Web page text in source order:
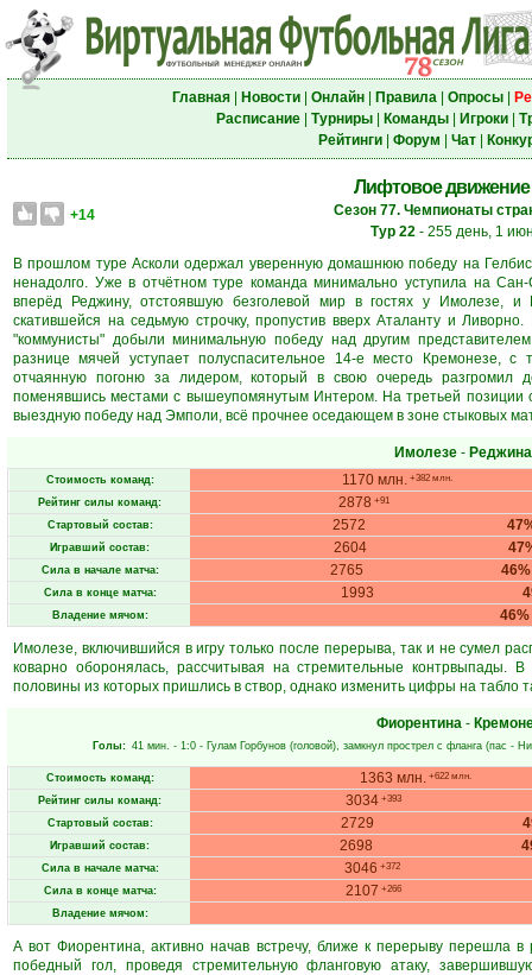
Главная| Новости| Онлайн| Правила| Опросы|
Расписание| Турниры| Команды| Игроки|
Рейтинги| Форум Чат|
Лифтовое
+14
Сезон 77. Чемпионаты
Тур 22 - 255 день, 1
В прошлом туре Асколи одержал уверенную домашнюю победу на
ненадолго. Уже в отчётном туре команда минимально уступила на
вперёд Реджину, отстоявшую безголевой мир в гостях у Имолезе,
скатившейся на седьмую строчку, пропустив вверх Аталанту и
"коммунисты" добыли минимальную победу над другим
разнице мячей уступает полуспасительное 14-е место Кремонезе,
отчаянную погоню за лидером, который в свою очередь
поменявшись местами с вышеупомянутым Интером. На третьей позиции
выездную победу над Эмполи, всё прочнее оседающем в зоне стыковых
Имолезе- Реджина
Стоимость команд: 1170 млн. +382 млн.
Рейтинг силы команд: 2878 +91
Стартовый состав: 2572
Игравший состав: 2604
Сила в начале матча: 46%
2765
Сила в конце матча: 1993
Владение мячом:
46%
Имолезе, включившийся в игру только после перерыва, так и не сумел
коварно оборонялась, рассчитывая на стремительные
половины из которых пришлись в створ, однако изменить цифры на табло
Фиорентина-
Голы: 41 мин. - 1:0 - Гулам Горбунов (головой), замкнул прострел с фланга (пас -
Стоимость команд: 1363 млн. +622 млн.
Рейтинг силы команд: 3034 +393
Стартовый состав: 2729
Игравший состав: 2698
Сила в начале матча: 3046 +372
Сила в конце матча: 2107 +266
Владение мячом:
А вот Фиорентина, активно начав встречу, ближе к перерыву перешла
победный гол, проведя стремительную фланговую атаку,